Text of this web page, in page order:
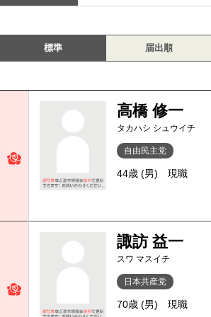
標準 届出順
高橋 修一
タカハシ シュウイチ
自由民主党
44歳 (男) 現職
諏訪 益一
スワ マスイチ
日本共産党
70歳 (男) 現職